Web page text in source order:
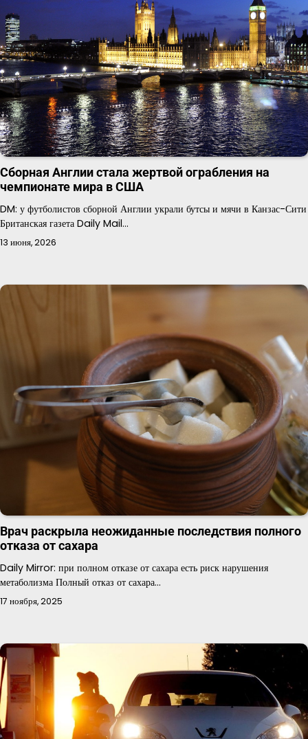
Сборная Англии стала жертвой ограбления на
чемпионате мира в США
DM: у футболистов сборной Англии украли бутсы и мячи в Канзас-Сити
Британская газета Daily Mail…
13 июня, 2026
Врач раскрыла неожиданные последствия полного
отказа от сахара
Daily Mirror: при полном отказе от сахара есть риск нарушения
метаболизма Полный отказ от сахара…
17 ноября, 2025